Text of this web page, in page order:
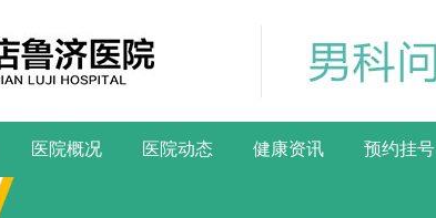
医院概况 医院动态 健康资讯 预约挂号